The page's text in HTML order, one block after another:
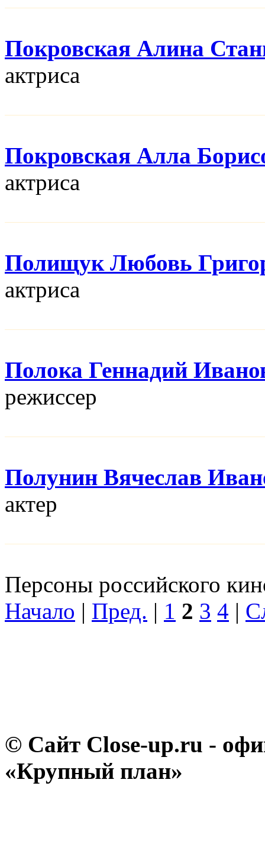
Покровская Алина
актриса
Покровская Алла
актриса
Полищук Любовь
актриса
Полока Геннадий
режисcер
Полунин Вячеслав
актер
Персоны российского
Начало | Пред. | 1 2 3 4 |
© Сайт Close-up.ru -
«Крупный план»